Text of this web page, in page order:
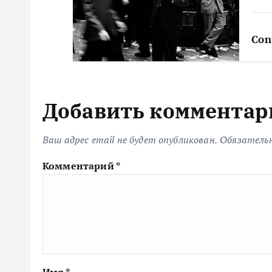
м
Добавить
Ваш адрес email не будет опубликован.
Комментарий*